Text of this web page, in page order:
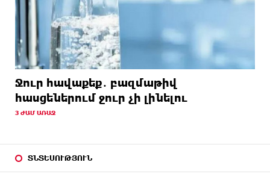
Ջուր հավաքեք․ բազմաթիվ
հասցեներում ջուր չի լինելու
3 ԺԱՄ ԱՌԱՋ
ՏՆՏԵՍՈՒԹՅՈՒՆ